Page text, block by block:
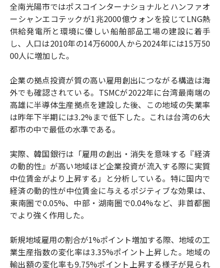
全南光陽市ではポスコインターナショナルとハンファオ
ーシャンエコテックが1兆2000億ウォンを投じてLNG熱
供給発電所と環境に優しい船舶部品工場の建設に着手
し、人口は2010年の14万6000人から2024年には15万50
00人に増加した。
企業の拠点投資が質の高い雇用創出につながる構造は海
外でも確認されている。TSMCが2022年に台湾最南端の
高雄に半導体生産拠点を建設した後、この地域の失業率
は昨年下半期には3.2%まで低下した。これは台湾の6大
都市の中で最低の水準である。
実際、韓国銀行は「雇用の創出・消失を意味する『経済
の動的性』が高い地域ほど企業投資が流入する際に実質
中位賃金がより上昇する」と分析している。特に国内で
経済の動的性が中位賃金に与えるポジティブな効果は、
東南圏で0.05%、中部・湖南圏で0.04%など、非首都圏
でより強く作用した。
新規地域雇用の割合が1%ポイント増加する際、地域の工
業生産指数の変化率は3.35%ポイント上昇した。地域の
輸出額の変化率も9.75%ポイント上昇する様子が見られ